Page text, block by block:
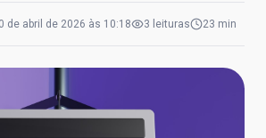
de abril de 2026 às 10:18 3 leituras 23 min